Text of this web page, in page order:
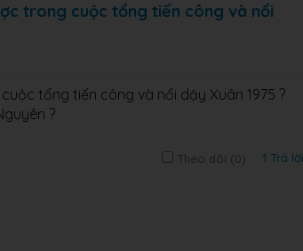
trong cuộc tổng tiến công và nổi
tổng tiến công và nổi dậy Xuân 1975 ?
?
Theo dõi (0) 1 Trả lời